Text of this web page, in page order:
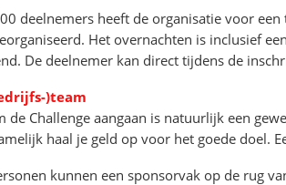
deelnemers heeft de organisatie voor
Het overnachten is inclusief
De deelnemer kan direct tijdens de
)team
de Challenge aangaan is natuurlijk een
haal je geld op voor het goede doel.
kunnen een sponsorvak op de rug